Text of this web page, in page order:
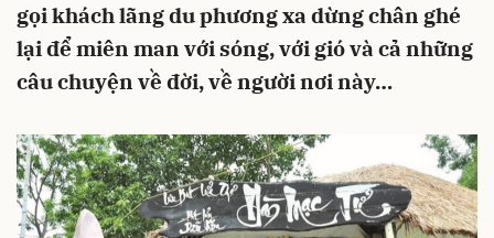
gọi khách lãng du phương xa dừng chân ghé
lại để miên man với sóng, với gió và cả những
câu chuyện về đời, về người nơi này…